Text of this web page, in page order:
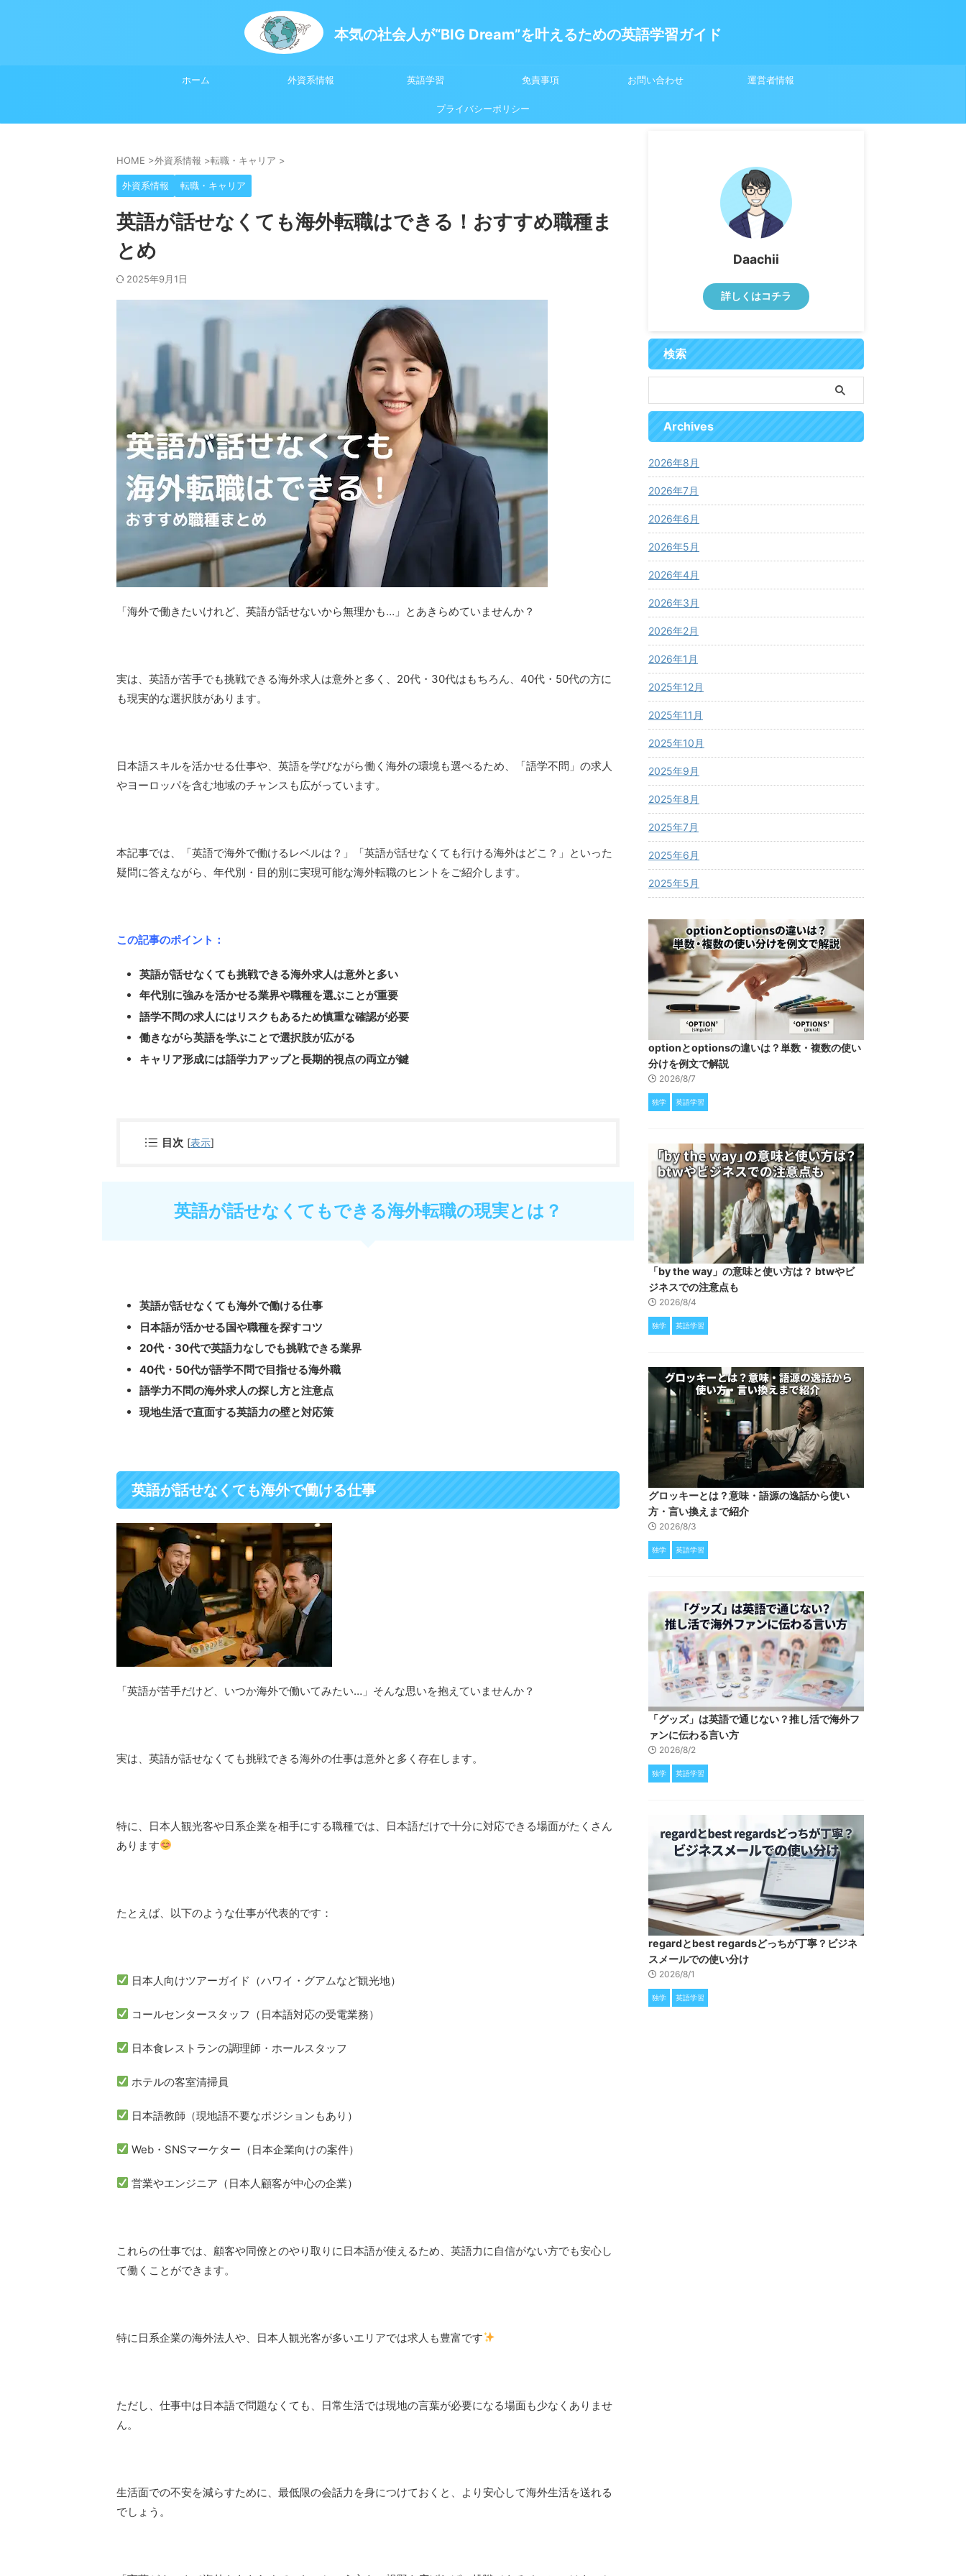
本気の社会人が“BIG Dream”を叶えるための英語学習ガイド
ホーム 外資系情報 英語学習 免責事項 お問い合わせ 運営者情報
プライバシーポリシー
HOME >外資系情報 >転職・キャリア >
外資系情報 転職・キャリア
英語が話せなくても海外転職はできる！おすすめ職種ま
とめ
2025年9月1日
「海外で働きたいけれど、英語が話せないから無理かも… 」とあきらめていませんか？
実は、英語が苦手でも挑戦できる海外求人は意外と多く、 20代・ 30代はもちろん、 40代・ 50代の方に
も現実的な選択肢があります。
日本語スキルを活かせる仕事や、英語を学びながら働く海外の環境も選べるため、「語学不問」の求人
やヨーロッパを含む地域のチャンスも広がっています。
本記事では、「英語で海外で働けるレベルは？」「英語が話せなくても行ける海外はどこ？」といった
疑問に答えながら、年代別・目的別に実現可能な海外転職のヒントをご紹介します。
この記事のポイント：
英語が話せなくても挑戦できる海外求人は意外と多い
年代別に強みを活かせる業界や職種を選ぶことが重要
語学不問の求人にはリスクもあるため慎重な確認が必要
働きながら英語を学ぶことで選択肢が広がる
キャリア形成には語学力アップと長期的視点の両立が鍵
目次 [表示]
英語が話せなくてもできる海外転職の現実とは？
英語が話せなくても海外で働ける仕事
日本語が活かせる国や職種を探すコツ
20代・30代で英語力なしでも挑戦できる業界
40代・50代が語学不問で目指せる海外職
語学力不問の海外求人の探し方と注意点
現地生活で直面する英語力の壁と対応策
英語が話せなくても海外で働ける仕事
「英語が苦手だけど、いつか海外で働いてみたい…」そんな思いを抱えていませんか？
実は、英語が話せなくても挑戦できる海外の仕事は意外と多く存在します。
特に、日本人観光客や日系企業を相手にする職種では、日本語だけで十分に対応できる場面がたくさん
あります
たとえば、以下のような仕事が代表的です：
日本人向けツアーガイド（ハワイ・グアムなど観光地）
コールセンタースタッフ（日本語対応の受電業務）
日本食レストランの調理師・ホールスタッフ
ホテルの客室清掃員
日本語教師（現地語不要なポジションもあり）
Web・SNSマーケター（日本企業向けの案件）
営業やエンジニア（日本人顧客が中心の企業）
これらの仕事では、顧客や同僚とのやり取りに日本語が使えるため、英語力に自信がない方でも安心し
て働くことができます。
特に日系企業の海外法人や、日本人観光客が多いエリアでは求人も豊富です
ただし、仕事中は日本語で問題なくても、日常生活では現地の言葉が必要になる場面も少なくありませ
ん。
生活面での不安を減らすために、最低限の会話力を身につけておくと、より安心して海外生活を送れる
でしょう。
Daachii
詳しくはコチラ
検索
Archives
2026年8月
2026年7月
2026年6月
2026年5月
2026年4月
2026年3月
2026年2月
2026年1月
2025年12月
2025年11月
2025年10月
2025年9月
2025年8月
2025年7月
2025年6月
2025年5月
optionとoptionsの違いは？単数・複数の使い
分けを例文で解説
2026/8/7
独学 英語学習
「by the way」の意味と使い方は？ btwやビ
ジネスでの注意点も
2026/8/4
独学 英語学習
グロッキーとは？意味・語源の逸話から使い
方・言い換えまで紹介
2026/8/3
独学 英語学習
「グッズ」は英語で通じない？推し活で海外フ
ァンに伝わる言い方
2026/8/2
独学 英語学習
regardとbest regardsどっちが丁寧？ビジネ
スメールでの使い分け
2026/8/1
独学 英語学習